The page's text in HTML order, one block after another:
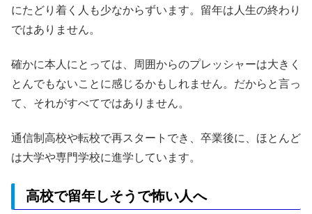
にたどり着く人も少なからずいます。留年は人生の終わり
ではありません。
確かに本人にとっては、周囲からのプレッシャーは大きく
とんでもないことに感じるかもしれません。だからと言っ
て、それがすべてではありません。
通信制高校や転校で再スタートでき、卒業後に、ほとんど
は大学や専門学校に進学しています。
高校で留年しそうで怖い人へ